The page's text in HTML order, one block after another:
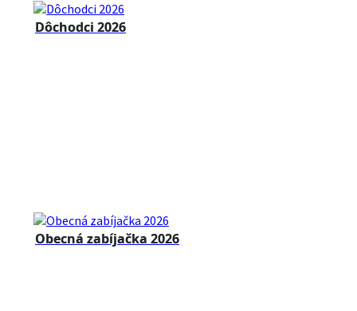
Dôchodci 2026
Obecná zabíjačka 2026